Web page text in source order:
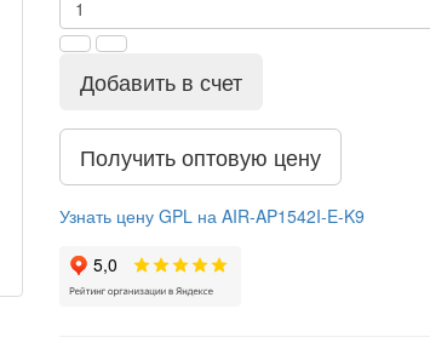
Добавить в счет
Получить оптовую цену
Узнать цену GPL на AIR-AP1542I-E-K9